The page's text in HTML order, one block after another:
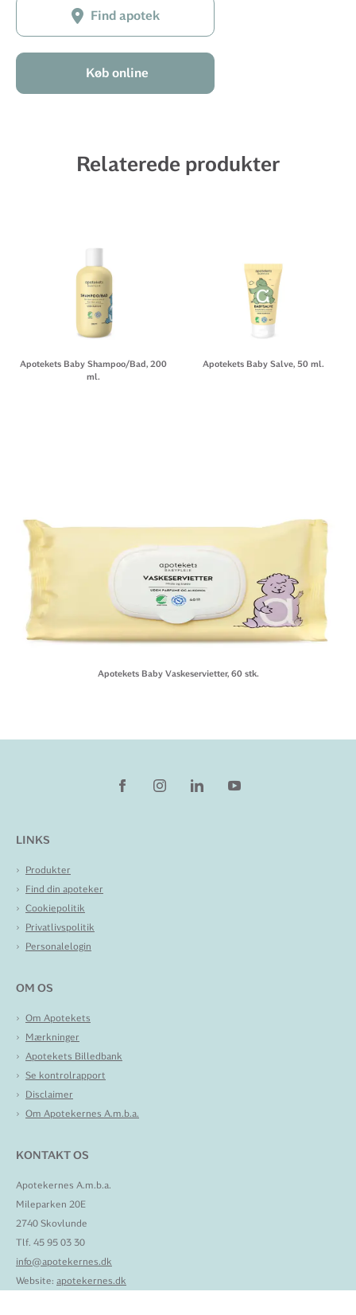
Find apotek
Køb online
Relaterede produkter
Apotekets Baby Shampoo/Bad, 200
ml.
Apotekets Baby Salve, 50 ml.
Apotekets Baby Vaskeservietter, 60 stk.
LINKS
Produkter
Find din apoteker
Cookiepolitik
Privatlivspolitik
Personalelogin
OM OS
Om Apotekets
Mærkninger
Apotekets Billedbank
Se kontrolrapport
Disclaimer
Om Apotekernes A.m.b.a.
KONTAKT OS
Apotekernes A.m.b.a.
Mileparken 20E
2740 Skovlunde
Tlf. 45 95 03 30
info@apotekernes.dk
Website: apotekernes.dk